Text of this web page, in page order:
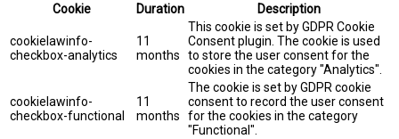
Cookie
Duration Description
cookielawinfo-
checkbox-analytics
11
months
This cookie is set by GDPR Cookie
Consent plugin. The cookie is used
to store the user consent for the
cookies in the category "Analytics".
cookielawinfo-
checkbox-functional
11
months
The cookie is set by GDPR cookie
consent to record the user consent
for the cookies in the category
"Functional".